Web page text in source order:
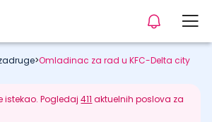
>Omladinac za rad u KFC-Delta city
istekao. Pogledaj411 aktuelnih poslova za